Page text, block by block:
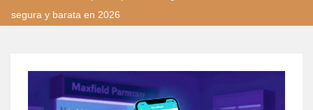
segura y barata en 2026